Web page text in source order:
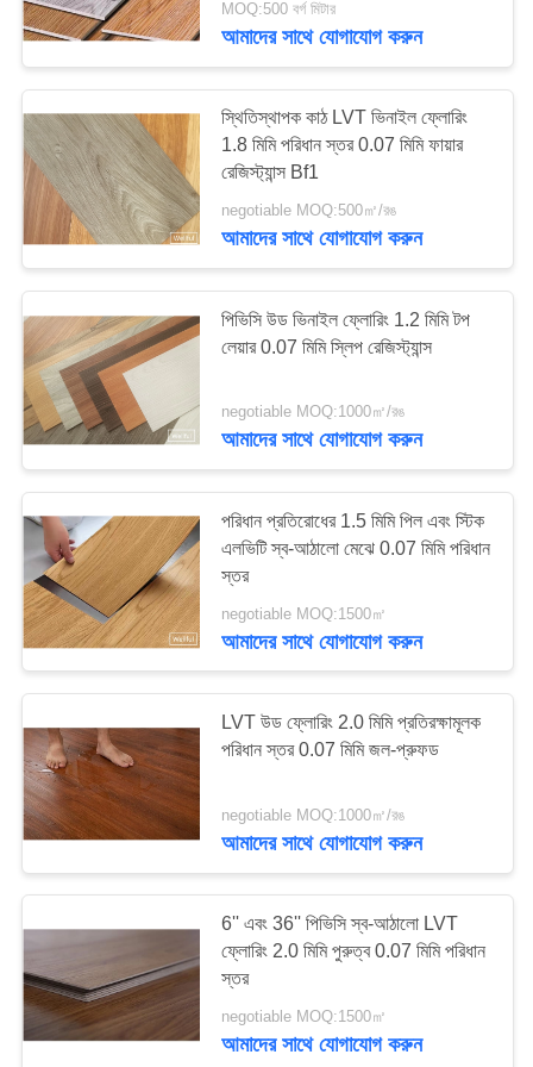
সমজাতীয় ভিনাইল মেঝে
ভিনাইল জিম মেঝে
10
পিভিসি তক্তা মেঝে
22
বিলাসবহুল একধরনের
প্লাস্টিক টাইল মেঝে
MOQ:500 বর্গ মিটার
আমাদের সাথে যোগাযোগ করুন
স্থিতিস্থাপক কাঠ LVT ভিনাইল ফ্লোরিং
1.8 মিমি পরিধান স্তর 0.07 মিমি ফায়ার
রেজিস্ট্যান্স Bf1
negotiable MOQ:500㎡/রঙ
আমাদের সাথে যোগাযোগ করুন
পিভিসি উড ভিনাইল ফ্লোরিং 1.2 মিমি টপ
লেয়ার 0.07 মিমি স্লিপ রেজিস্ট্যান্স
negotiable MOQ:1000㎡/রঙ
আমাদের সাথে যোগাযোগ করুন
পরিধান প্রতিরোধের 1.5 মিমি পিল এবং স্টিক
এলভিটি স্ব-আঠালো মেঝে 0.07 মিমি পরিধান
স্তর
negotiable MOQ:1500㎡
আমাদের সাথে যোগাযোগ করুন
LVT উড ফ্লোরিং 2.0 মিমি প্রতিরক্ষামূলক
পরিধান স্তর 0.07 মিমি জল-প্রুফড
negotiable MOQ:1000㎡/রঙ
আমাদের সাথে যোগাযোগ করুন
6'' এবং 36'' পিভিসি স্ব-আঠালো LVT
ফ্লোরিং 2.0 মিমি পুরুত্ব 0.07 মিমি পরিধান
স্তর
negotiable MOQ:1500㎡
আমাদের সাথে যোগাযোগ করুন